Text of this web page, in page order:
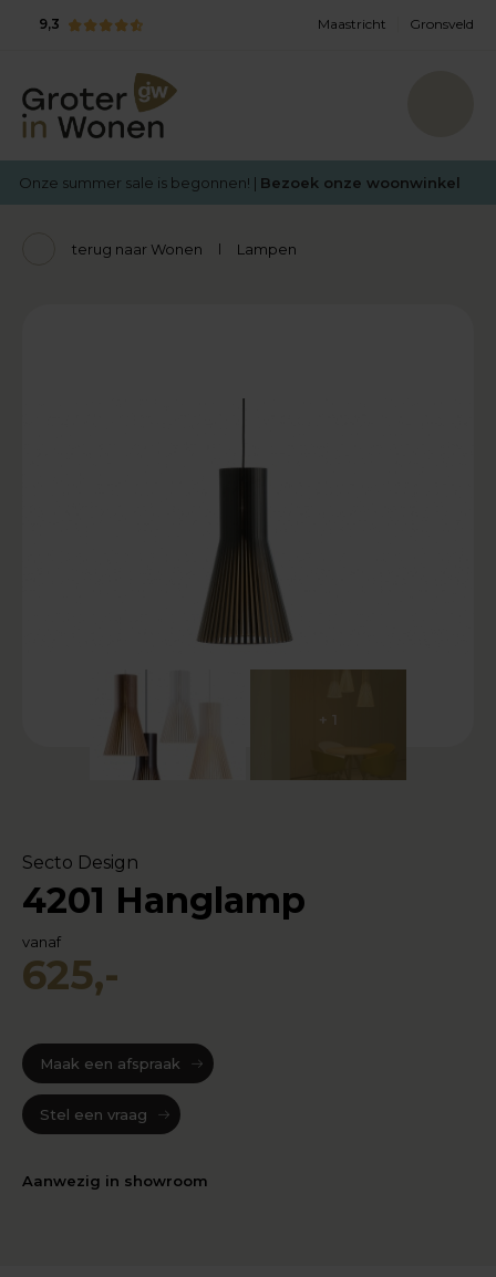
9,3 Maastricht Gronsveld
Onze summer sale is begonnen! | Bezoek onze woonwinkel
terug naar Wonen Lampen
+ 1
Secto Design
4201 Hanglamp
vanaf
625,-
Maak een afspraak
Stel een vraag
Aanwezig in showroom